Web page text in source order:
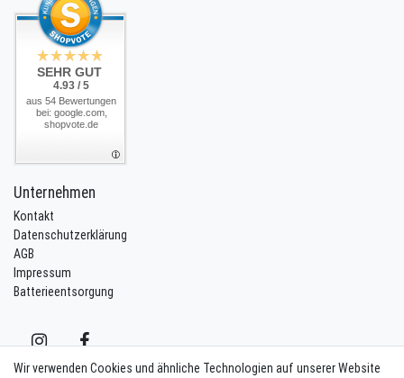
SEHR GUT
4.93 / 5
aus 54 Bewertungen
bei: google.com,
shopvote.de
Unternehmen
Kontakt
Datenschutzerklärung
AGB
Impressum
Batterieentsorgung
Wir verwenden Cookies und ähnliche Technologien auf unserer Website